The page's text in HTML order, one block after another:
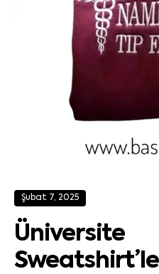
Şubat 7, 2025
Üniversite